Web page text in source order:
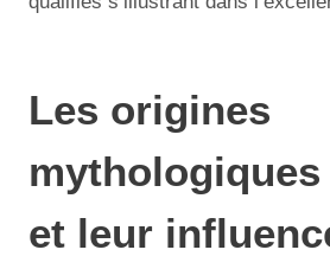
Les origines
et leur